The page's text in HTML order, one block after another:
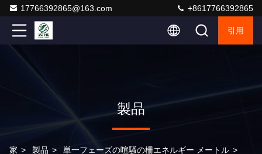
17766392865@163.com +8617766392865
引用
製品
家 > 製品 > 単一フェーズの喧騒の柵エネルギー メートル >